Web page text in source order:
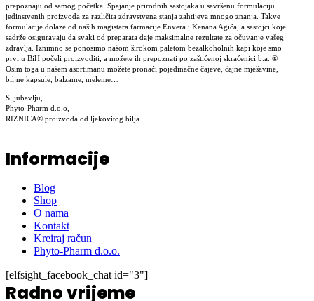
prepoznaju od samog početka. Spajanje prirodnih sastojaka u savršenu formulaciju
jedinstvenih proizvoda za različita zdravstvena stanja zahtijeva mnogo znanja. Takve
formulacije dolaze od naših magistara farmacije Envera i Kenana Agića, a sastojci koje
sadrže osiguravaju da svaki od preparata daje maksimalne rezultate za očuvanje vašeg
zdravlja. Iznimno se ponosimo našom širokom paletom bezalkoholnih kapi koje smo
prvi u BiH počeli proizvoditi, a možete ih prepoznati po zaštićenoj skraćenici b.a. ®
Osim toga u našem asortimanu možete pronaći pojedinačne čajeve, čajne mješavine,
biljne kapsule, balzame, meleme…
S ljubavlju,
Phyto-Pharm d.o.o,
RIZNICA® proizvoda od ljekovitog bilja
Informacije
Blog
Shop
O nama
Kontakt
Kreiraj račun
Phyto-Pharm d.o.o.
[elfsight_facebook_chat id="3"]
Radno vrijeme